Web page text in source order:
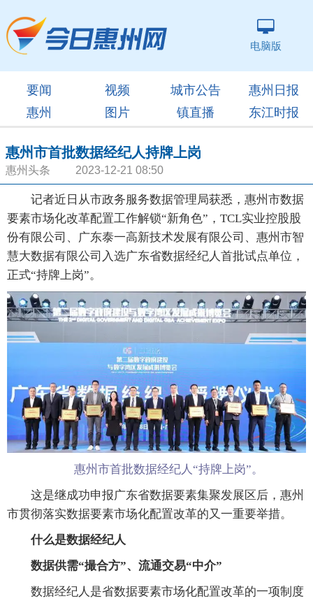
电脑版
要闻 视频 城市公告
惠州日报
惠州
图片 镇直播 东江时报
惠州市首批数据经纪人持牌上岗
惠州头条 2023-12-21 08:50
记者近日从市政务服务数据管理局获悉，惠州市数据
要素市场化改革配置工作解锁“新角色”，TCL实业控股股
份有限公司、广东泰一高新技术发展有限公司、惠州市智
慧大数据有限公司入选广东省数据经纪人首批试点单位，
正式“持牌上岗”。
惠州市首批数据经纪人“持牌上岗”。
这是继成功申报广东省数据要素集聚发展区后，惠州
市贯彻落实数据要素市场化配置改革的又一重要举措。
什么是数据经纪人
数据供需“撮合方”、流通交易“中介”
数据经纪人是省数据要素市场化配置改革的一项制度